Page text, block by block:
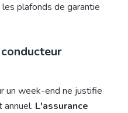
plafonds de garantie
un week-end ne justifie
L'assurance